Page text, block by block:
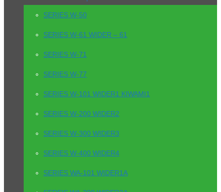
SERIES W-50
SERIES W-61 WIDER – 61
SERIES W-71
SERIES W-77
SERIES W-101 WIDER1 KIWAMI1
SERIES W-200 WIDER2
SERIES W-300 WIDER3
SERIES W-400 WIDER4
SERIES WA-101 WIDER1A